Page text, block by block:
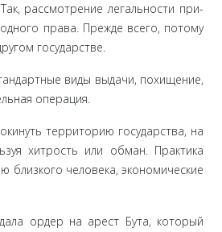
рассмотрение легальности при­
права. Прежде всего, потому
государстве.
виды выдачи, похищение,
операция.
территорию государства, на
хитрость или обман. Практика
близкого человека, экономические
ордер на арест Бута, который